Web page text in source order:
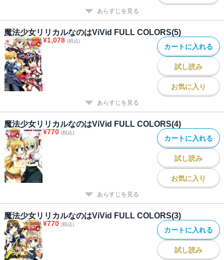
あらすじを見る
魔法少女リリカルなのはViVid FULL COLORS(5)
¥1,078 (税込)
カートに入れる
試し読み
お気に入り
あらすじを見る
魔法少女リリカルなのはViVid FULL COLORS(4)
¥770 (税込)
カートに入れる
試し読み
お気に入り
あらすじを見る
魔法少女リリカルなのはViVid FULL COLORS(3)
¥770 (税込)
カートに入れる
試し読み